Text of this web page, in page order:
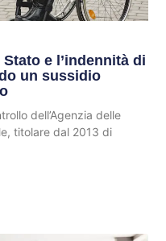
e l’indennità di
un sussidio
dell’Agenzia delle
titolare dal 2013 di